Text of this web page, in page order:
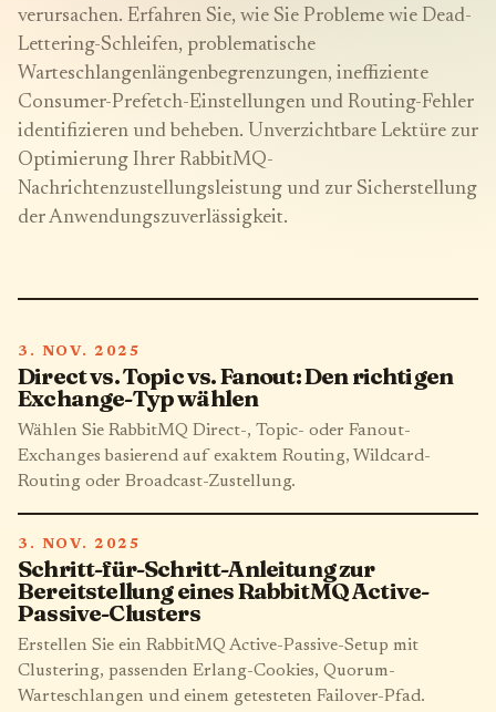
verursachen. Erfahren Sie, wie Sie Probleme wie Dead-
Lettering-Schleifen, problematische
Warteschlangenlängenbegrenzungen, ineffiziente
Consumer-Prefetch-Einstellungen und Routing-Fehler
identifizieren und beheben. Unverzichtbare Lektüre zur
Optimierung Ihrer RabbitMQ-
Nachrichtenzustellungsleistung und zur Sicherstellung
der Anwendungszuverlässigkeit.
3. NOV. 2025
Direct vs. Topic vs. Fanout: Den richtigen
Exchange-Typ wählen
Wählen Sie RabbitMQ Direct-, Topic- oder Fanout-
Exchanges basierend auf exaktem Routing, Wildcard-
Routing oder Broadcast-Zustellung.
3. NOV. 2025
Schritt-für-Schritt-Anleitung zur
Bereitstellung eines RabbitMQ Active-
Passive-Clusters
Erstellen Sie ein RabbitMQ Active-Passive-Setup mit
Clustering, passenden Erlang-Cookies, Quorum-
Warteschlangen und einem getesteten Failover-Pfad.